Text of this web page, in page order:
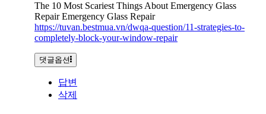
The 10 Most Scariest Things About Emergency Glass
Repair Emergency Glass Repair
https://tuvan.bestmua.vn/dwqa-question/11-strategies-to-
completely-block-your-window-repair
댓글옵션
답변
삭제